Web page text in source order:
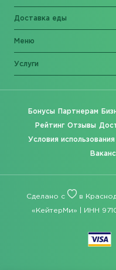
Доставка еды
Меню
Услуги
Бонусы Партнерам
Рейтинг Отзывы
Условия использования
Сделано с в
«КейтерМи» | ИНН